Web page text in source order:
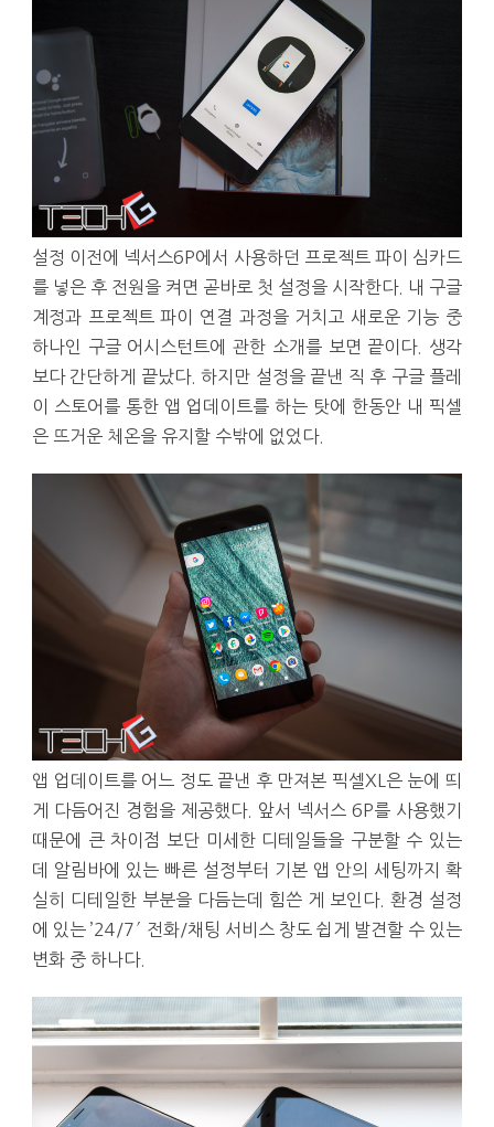
설정 이전에 넥서스6P에서 사용하던 프로젝트 파이 심카드
를 넣은 후 전원을 켜면 곧바로 첫 설정을 시작한다. 내 구글
계정과 프로젝트 파이 연결 과정을 거치고 새로운 기능 중
하나인 구글 어시스턴트에 관한 소개를 보면 끝이다. 생각
보다 간단하게 끝났다. 하지만 설정을 끝낸 직 후 구글 플레
이 스토어를 통한 앱 업데이트를 하는 탓에 한동안 내 픽셀
은 뜨거운 체온을 유지할 수밖에 없었다.
앱 업데이트를 어느 정도 끝낸 후 만져본 픽셀XL은 눈에 띄
게 다듬어진 경험을 제공했다. 앞서 넥서스 6P를 사용했기
때문에 큰 차이점 보단 미세한 디테일들을 구분할 수 있는
데 알림바에 있는 빠른 설정부터 기본 앱 안의 세팅까지 확
실히 디테일한 부분을 다듬는데 힘쓴 게 보인다. 환경 설정
에 있는 ’24/7′ 전화/채팅 서비스 창도 쉽게 발견할 수 있는
변화 중 하나다.